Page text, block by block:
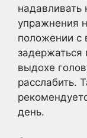
упражнения
положении с
задержаться
выдохе
расслабить.
день.